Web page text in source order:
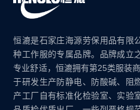
恒漉是石家庄海源劳保用品有限
种工作服的专属品牌。品牌成立
专业舒适，恒漉拥有第25类服装
于研发生产防静电、防酸碱、阻
产工厂自有标准化检验室、实验